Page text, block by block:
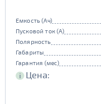
Емкость (Ач)
Пусковой ток (А)
Полярность
Габариты
Гарантия (мес)
i Цена: